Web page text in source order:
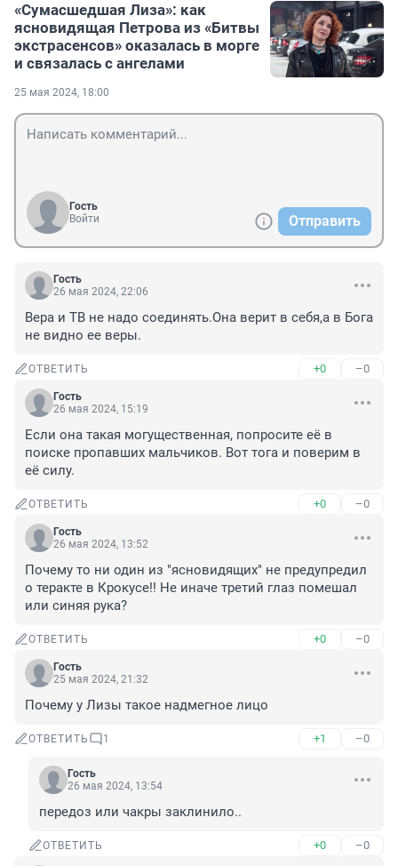
«Сумасшедшая Лиза»: как
ясновидящая Петрова из «Битвы
экстрасенсов» оказалась в морге
и связалась с ангелами
25 мая 2024, 18:00
Гость
Войти
Отправить
Гость
26 мая 2024, 22:06
Вера и ТВ не надо соединять.Она верит в себя,а в Бога
не видно ее веры.
ОТВЕТИТЬ +0 –0
Гость
26 мая 2024, 15:19
Если она такая могущественная, попросите её в
поиске пропавших мальчиков. Вот тога и поверим в
её силу.
ОТВЕТИТЬ +0 –0
Гость
26 мая 2024, 13:52
Почему то ни один из "ясновидящих" не предупредил
о теракте в Крокусе!! Не иначе третий глаз помешал
или синяя рука?
ОТВЕТИТЬ +0 –0
Гость
25 мая 2024, 21:32
Почему у Лизы такое надмегное лицо
ОТВЕТИТЬ 1 +1 –0
Гость
26 мая 2024, 13:54
передоз или чакры заклинило..
ОТВЕТИТЬ +0 –0